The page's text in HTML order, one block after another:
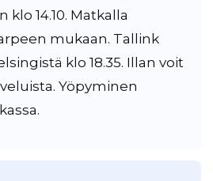
14.10. Matkalla
mukaan. Tallink
klo 18.35. Illan voit
Yöpyminen